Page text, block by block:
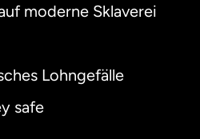
moderne Sklaverei
Lohngefälle
safe
English